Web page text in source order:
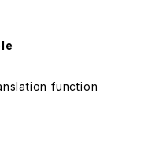
function